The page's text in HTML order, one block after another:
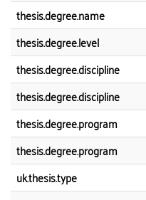
thesis.degree.name
thesis.degree.level
thesis.degree.discipline
thesis.degree.discipline
thesis.degree.program
thesis.degree.program
uk.thesis.type